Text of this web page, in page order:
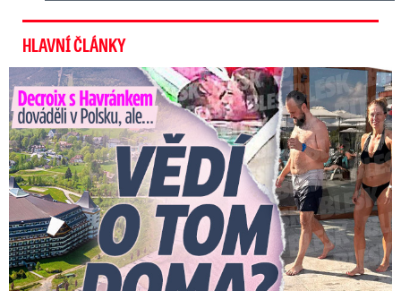
HLAVNÍ ČLÁNKY
Decroix s Havránkem dováděli v Polsku, ale… Vědí o tom doma?